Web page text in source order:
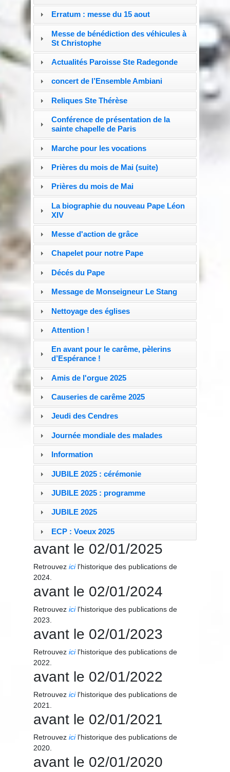
Erratum : messe du 15 aout
Messe de bénédiction des véhicules à
St Christophe
Actualités Paroisse Ste Radegonde
concert de l’Ensemble Ambiani
Reliques Ste Thérèse
Conférence de présentation de la
sainte chapelle de Paris
Marche pour les vocations
Prières du mois de Mai (suite)
Prières du mois de Mai
La biographie du nouveau Pape Léon
XIV
Messe d'action de grâce
Chapelet pour notre Pape
Décés du Pape
Message de Monseigneur Le Stang
Nettoyage des églises
Attention !
En avant pour le carême, pèlerins
d’Espérance !
Amis de l'orgue 2025
Causeries de carême 2025
Jeudi des Cendres
Journée mondiale des malades
Information
JUBILE 2025 : cérémonie
JUBILE 2025 : programme
JUBILE 2025
ECP : Voeux 2025
avant le 02/01/2025
Retrouvez icil'historique des publications de
2024.
avant le 02/01/2024
Retrouvez icil'historique des publications de
2023.
avant le 02/01/2023
Retrouvez icil'historique des publications de
2022.
avant le 02/01/2022
Retrouvez icil'historique des publications de
2021.
avant le 02/01/2021
Retrouvez icil'historique des publications de
2020.
avant le 02/01/2020